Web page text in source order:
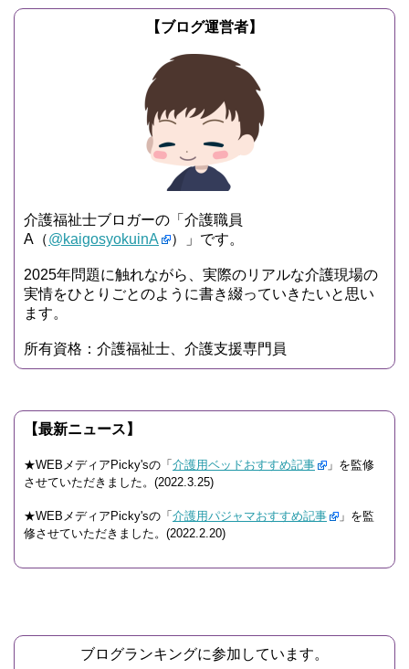
【ブログ運営者】
介護福祉士ブロガーの「介護職員
A（@kaigosyokuinA ）」です。
2025年問題に触れながら、実際のリアルな介護現場の
実情をひとりごとのように書き綴っていきたいと思い
ます。
所有資格：介護福祉士、介護支援専門員
【最新ニュース】
★WEBメディアPicky'sの「 介護用ベッドおすすめ記事
」を監修
させていただきました。(2022.3.25)
★WEBメディアPicky'sの「 介護用パジャマおすすめ記事
」を監
修させていただきました。(2022.2.20)
ブログランキングに参加しています。